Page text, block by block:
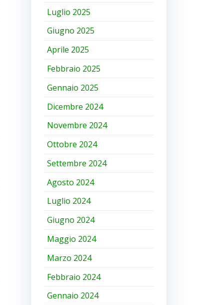
Luglio 2025
Giugno 2025
Aprile 2025
Febbraio 2025
Gennaio 2025
Dicembre 2024
Novembre 2024
Ottobre 2024
Settembre 2024
Agosto 2024
Luglio 2024
Giugno 2024
Maggio 2024
Marzo 2024
Febbraio 2024
Gennaio 2024